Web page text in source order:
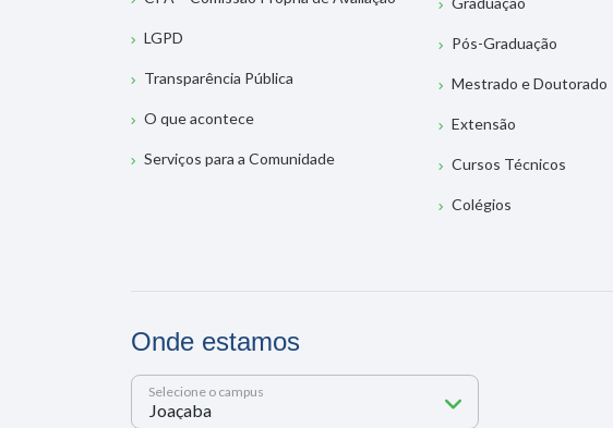
LGPD
Transparência Pública
O que acontece
Serviços para a Comunidade
Pós-Graduação
Mestrado e Doutorado
Extensão
Cursos Técnicos
Colégios
Onde estamos
Selecione o campus